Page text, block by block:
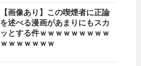
【画像あり】この喫煙者に正論
を述べる漫画があまりにもスカ
ッとする件ｗｗｗｗｗｗｗｗｗ
ｗｗｗｗｗｗｗ